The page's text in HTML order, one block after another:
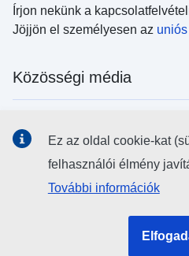
Írjon nekünk a
Jöjjön el személyesen az
Közösségi média
Uniós intézmények és
Ez az oldal cookie-kat
felhasználói élmény
További információk